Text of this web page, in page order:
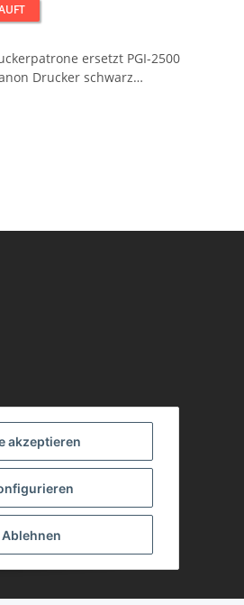
ersetzt PGI-2500
Drucker schwarz
mit Chip
akzeptieren
Ablehnen